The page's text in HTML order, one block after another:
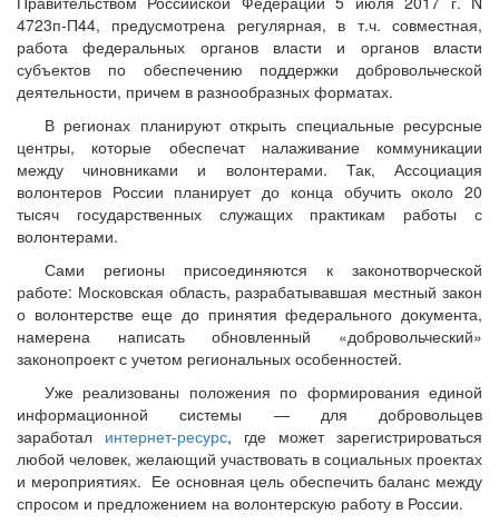
4723п-П44, предусмотрена регулярная, в т.ч. совместная,
работа федеральных органов власти и органов власти
субъектов по обеспечению поддержки добровольческой
деятельности, причем в разнообразных форматах.
В регионах планируют открыть специальные ресурсные
центры, которые обеспечат налаживание коммуникации
между чиновниками и волонтерами. Так, Ассоциация
волонтеров России планирует до конца обучить около 20
тысяч государственных служащих практикам работы с
волонтерами.
Сами регионы присоединяются к законотворческой
работе: Московская область, разрабатывавшая местный закон
о волонтерстве еще до принятия федерального документа,
намерена написать обновленный «добровольческий»
законопроект с учетом региональных особенностей.
Уже реализованы положения по формирования единой
информационной системы — для добровольцев
заработал интернет-ресурс, где может зарегистрироваться
любой человек, желающий участвовать в социальных проектах
и мероприятиях. Ее основная цель обеспечить баланс между
спросом и предложением на волонтерскую работу в России.